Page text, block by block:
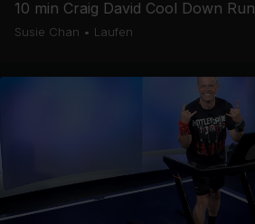
10 min Craig David Cool Down Run
Susie Chan • Laufen